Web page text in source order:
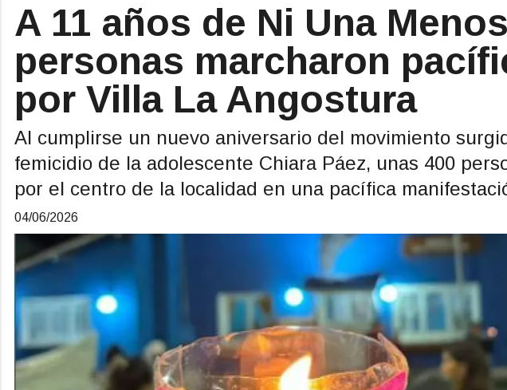
A 11 años de Ni Una
personas marcharon
por Villa La Angostura
Al cumplirse un nuevo aniversario del movimiento
femicidio de la adolescente Chiara Páez, unas 400
por el centro de la localidad en una pacífica
04/06/2026